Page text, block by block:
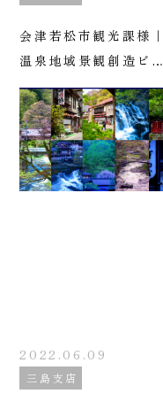
会津若松市観光課様｜
温泉地域景観創造ビジ
ョンの策定
2022.06.09
三島支店